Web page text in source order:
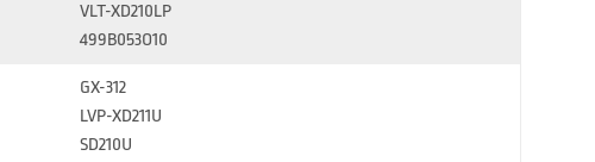
VLT-XD210LP
499B053O10
GX-312
LVP-XD211U
SD210U